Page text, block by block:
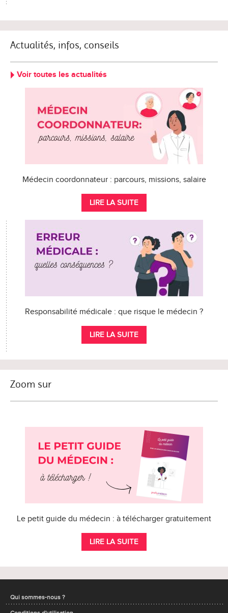
Actualités, infos, conseils
Voir toutes les actualités
Médecin coordonnateur : parcours, missions, salaire
LIRE LA SUITE
Responsabilité médicale : que risque le médecin ?
LIRE LA SUITE
Zoom sur
Le petit guide du médecin : à télécharger gratuitement
LIRE LA SUITE
Qui sommes-nous ?